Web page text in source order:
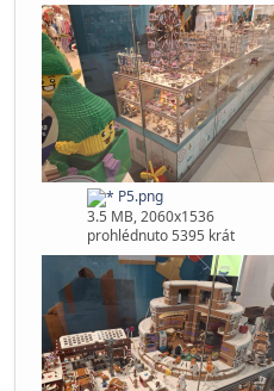
29.11.2025, 11:15:34 Poslední úprava
Detail AT-AT
Pernici na pohádce o perníkové